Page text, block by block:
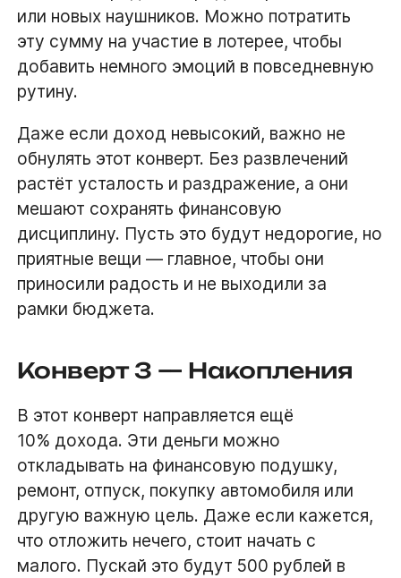
или новых наушников. Можно потратить
эту сумму на участие в лотерее, чтобы
добавить немного эмоций в повседневную
рутину.
Даже если доход невысокий, важно не
обнулять этот конверт. Без развлечений
растёт усталость и раздражение, а они
мешают сохранять финансовую
дисциплину. Пусть это будут недорогие, но
приятные вещи — главное, чтобы они
приносили радость и не выходили за
рамки бюджета.
Конверт 3 — Накопления
В этот конверт направляется ещё
10% дохода. Эти деньги можно
откладывать на финансовую подушку,
ремонт, отпуск, покупку автомобиля или
другую важную цель. Даже если кажется,
что отложить нечего, стоит начать с
малого. Пускай это будут 500 рублей в